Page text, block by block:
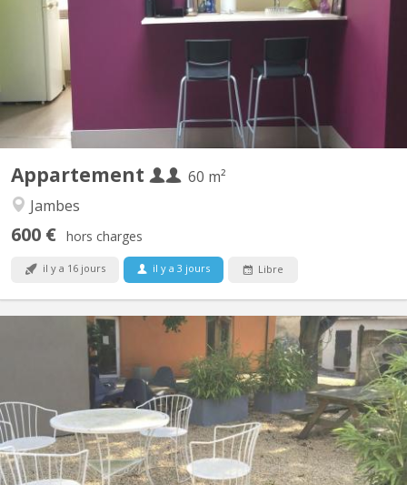
Appartement
60 m²
Jambes
600 € hors charges
il y a 16 jours il y a 3 jours Libre
habitation familiale à Jambes (centre-ville). Ambiance calme et
studieuse. Location pour deux étudiant(e)s. 2 chambres - Grand
salon - Cuisine entièrement équipée - Salle de bain avec douche
et WC - TV et Internet. Facilités de parking...
KN 145
3 kots disponibles (sans domiciliation) à partir du 01 septembre
2026 - 12 étudiants(es) dans une maison de maître: 2 UNamur
Vétérinaire, 1 UNamur Médecine, 2 UNamur Philo, 1 Henalux, 1
ESA Int Business, 2 Albert Jacquart, tous sérieux et calmes 👌
Agrées aux normes de sécurité, de logement et...